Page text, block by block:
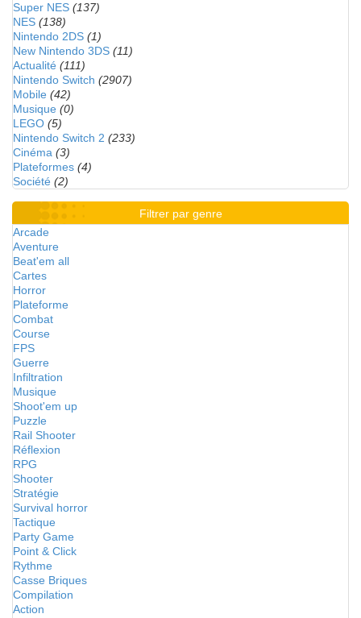
Super NES (137)
NES (138)
Nintendo 2DS (1)
New Nintendo 3DS (11)
Actualité (111)
Nintendo Switch (2907)
Mobile (42)
Musique (0)
LEGO (5)
Nintendo Switch 2 (233)
Cinéma (3)
Plateformes (4)
Société (2)
Filtrer par genre
Arcade
Aventure
Beat'em all
Cartes
Horror
Plateforme
Combat
Course
FPS
Guerre
Infiltration
Musique
Shoot'em up
Puzzle
Rail Shooter
Réflexion
RPG
Shooter
Stratégie
Survival horror
Tactique
Party Game
Point & Click
Rythme
Casse Briques
Compilation
Action